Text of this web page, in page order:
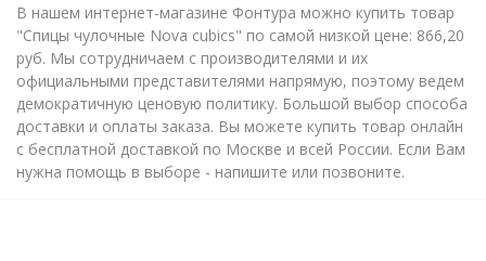
В нашем интернет-магазине Фонтура можно купить товар
"Спицы чулочные Nova cubics" по самой низкой цене: 866,20
руб. Мы сотрудничаем с производителями и их
официальными представителями напрямую, поэтому ведем
демократичную ценовую политику. Большой выбор способа
доставки и оплаты заказа. Вы можете купить товар онлайн
с бесплатной доставкой по Москве и всей России. Если Вам
нужна помощь в выборе - напишите или позвоните.